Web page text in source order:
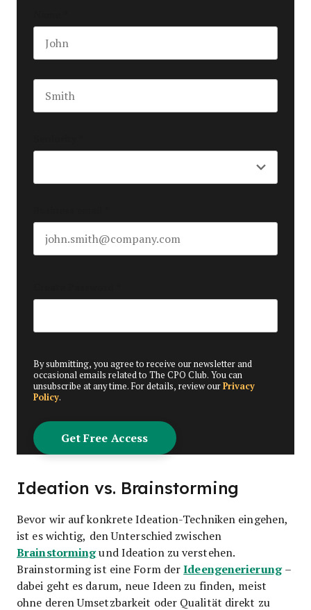
By submitting, you agree to receive our newsletter and
occasional emails related to The CPO Club. You can
unsubscribe at any time. For details, review ourPrivacy
Policy.
Ideation vs. Brainstorming
Bevor wir auf konkrete Ideation-Techniken eingehen,
ist es wichtig, den Unterschied zwischen
Brainstormingund Ideation zu verstehen.
Brainstorming ist eine Form derIdeengenerierung–
dabei geht es darum, neue Ideen zu finden, meist
ohne deren Umsetzbarkeit oder Qualität direkt zu